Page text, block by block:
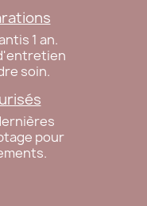
1 an.
soin.
pour